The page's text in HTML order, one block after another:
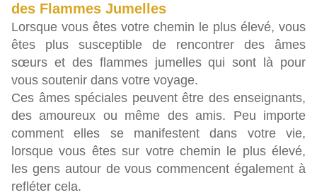
des Flammes Jumelles
Lorsque vous êtes votre chemin le plus élevé, vous
êtes plus susceptible de rencontrer des âmes
sœurs et des flammes jumelles qui sont là pour
vous soutenir dans votre voyage.
Ces âmes spéciales peuvent être des enseignants,
des amoureux ou même des amis. Peu importe
comment elles se manifestent dans votre vie,
lorsque vous êtes sur votre chemin le plus élevé,
les gens autour de vous commencent également à
refléter cela.